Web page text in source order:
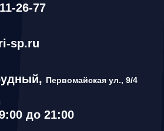
26-77
sp.ru
Первомайская ул., 9/4
до 21:00